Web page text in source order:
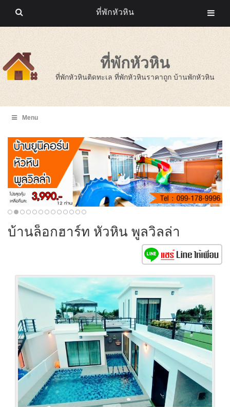
ที่พักหัวหิน
ที่พักหัวหินติดทะเล ที่พักหัวหินราคาถูก บ้านพักหัวหิน
Menu
บ้านล็อกฮาร์ท หัวหิน พูลวิลล่า
ที่พักหัวหิน